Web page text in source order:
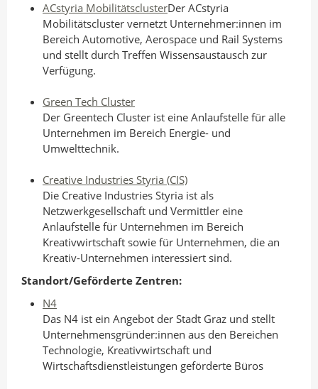
ACstyria MobilitätsclusterDer ACstyria
Mobilitätscluster vernetzt Unternehmer:innen im
Bereich Automotive, Aerospace und Rail Systems
und stellt durch Treffen Wissensaustausch zur
Verfügung.
Green Tech Cluster
Der Greentech Cluster ist eine Anlaufstelle für alle
Unternehmen im Bereich Energie- und
Umwelttechnik.
Creative Industries Styria (CIS)
Die Creative Industries Styria ist als
Netzwerkgesellschaft und Vermittler eine
Anlaufstelle für Unternehmen im Bereich
Kreativwirtschaft sowie für Unternehmen, die an
Kreativ-Unternehmen interessiert sind.
Standort/Geförderte Zentren:
N4
Das N4 ist ein Angebot der Stadt Graz und stellt
Unternehmensgründer:innen aus den Bereichen
Technologie, Kreativwirtschaft und
Wirtschaftsdienstleistungen geförderte Büros